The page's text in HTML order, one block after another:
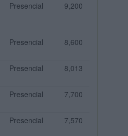
Presencial 9,200
Presencial 8,600
Presencial 8,013
Presencial 7,700
Presencial 7,570